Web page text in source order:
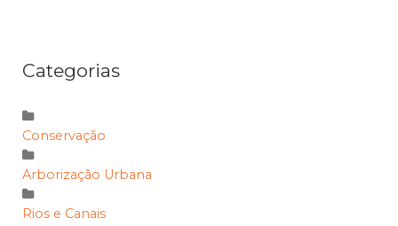
Categorias
Conservação
Arborização Urbana
Rios e Canais